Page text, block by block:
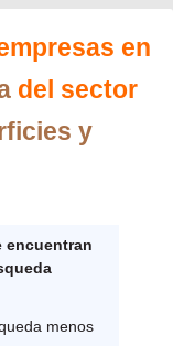
en
del sector
y
encuentran
menos